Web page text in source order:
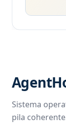
Sistema
pila